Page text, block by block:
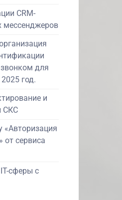
CRM-
мессенджеров
звонком для
год.
и
СКС
«Авторизация
от сервиса
сферы с